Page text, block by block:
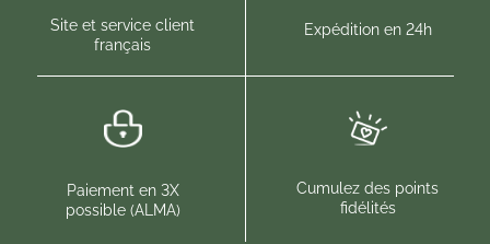
Site et service client
français
Expédition en 24h
Paiement en 3X
possible (ALMA)
Cumulez des points
fidélités